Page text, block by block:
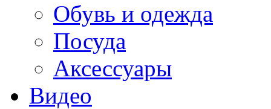
Обувь и одежда
Посуда
Аксессуары
Видео